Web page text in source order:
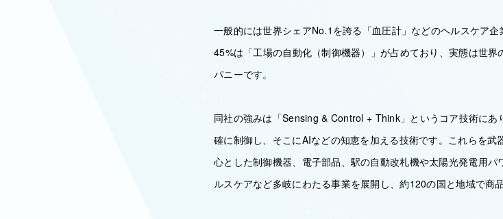
一般的には世界シェアNo.1を誇る「血圧計」などのヘルスケア
45%は「工場の自動化（制御機器）」が占めており、実態は世
パニーです。
同社の強みは「Sensing & Control + Think」というコア技術に
確に制御し、そこにAIなどの知恵を加える技術です。これらを
心とした制御機器、電子部品、駅の自動改札機や太陽光発電用
ルスケアなど多岐にわたる事業を展開し、約120の国と地域で商